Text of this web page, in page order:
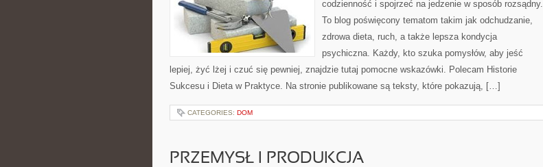
codzienność i spojrzeć na jedzenie w sposób rozsądny.
To blog poświęcony tematom takim jak odchudzanie,
zdrowa dieta, ruch, a także lepsza kondycja
psychiczna. Każdy, kto szuka pomysłów, aby jeść
lepiej, żyć lżej i czuć się pewniej, znajdzie tutaj pomocne wskazówki. Polecam Historie
Sukcesu i Dieta w Praktyce. Na stronie publikowane są teksty, które pokazują, […]
CATEGORIES: DOM
PRZEMYSŁ I PRODUKCJA